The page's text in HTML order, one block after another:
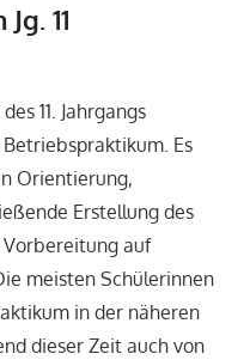
11
11. Jahrgangs
Es
Orientierung,
Erstellung des
auf
meisten Schülerinnen
in der näheren
dieser Zeit auch von